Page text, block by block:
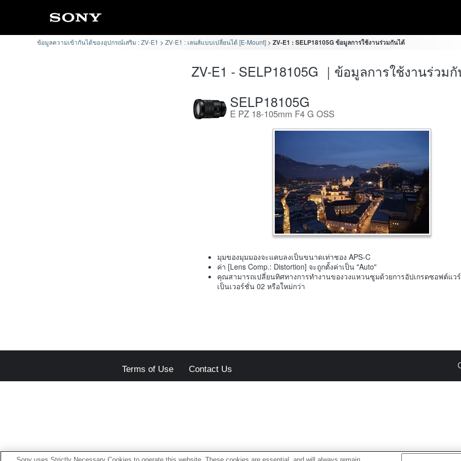
ข้อมูลความเข้ากันได้ของอุปกรณ์เสริม : ZV-E1 ZV-E1 : เลนส์แบบเปลี่ยนได้ [E-Mount] ZV-E1 : SELP18105G ข้อมูลการใช้งานร่วมกันได้
ZV-E1 - SELP18105G ｜ข้อมูลการใช้งานร่วม
SELP18105G
E PZ 18-105mm F4 G OSS
มุมของมุมมองจะแคบลงเป็นขนาดเท่าชอง APS-C
ค่า [Lens Comp.: Distortion] จะถูกตั้งค่าเป็น "Auto"
คุณสามารถเปลี่ยนทิศทางการทำงานของวงแหวนซูมด้วยการอัปเกรดซอฟต์แว
เป็นเวอร์ชั่น 02 หรือใหม่กว่า
Terms of Use Contact Us